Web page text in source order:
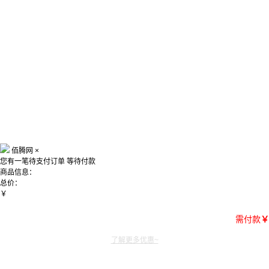
佰腾网 ×
您有一笔待支付订单 等待付款
商品信息：
总价：
￥
需付款￥
了解更多优惠~